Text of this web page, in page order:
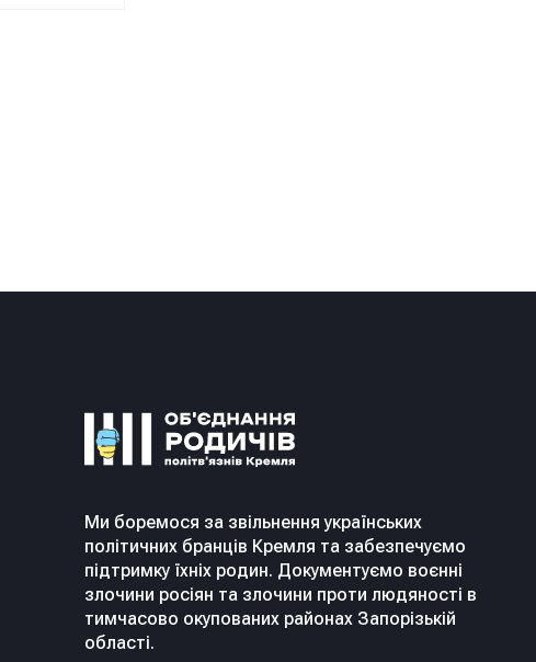
Ми боремося за звільнення українських
політичних бранців Кремля та забезпечуємо
підтримку їхніх родин. Документуємо воєнні
злочини росіян та злочини проти людяності в
тимчасово окупованих районах Запорізькій
області.